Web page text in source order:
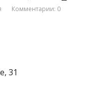
Комментарии: 0
31